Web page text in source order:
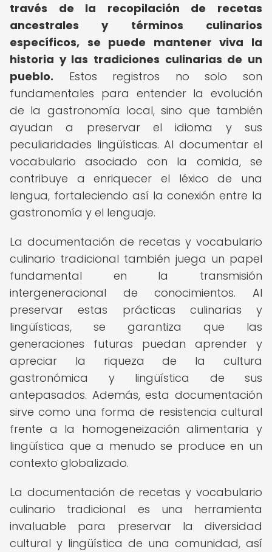
través de la recopilación de recetas
ancestrales y términos culinarios
específicos, se puede mantener viva la
historia y las tradiciones culinarias de un
pueblo. Estos registros no solo son
fundamentales para entender la evolución
de la gastronomía local, sino que también
ayudan a preservar el idioma y sus
peculiaridades lingüísticas. Al documentar el
vocabulario asociado con la comida, se
contribuye a enriquecer el léxico de una
lengua, fortaleciendo así la conexión entre la
gastronomía y el lenguaje.
La documentación de recetas y vocabulario
culinario tradicional también juega un papel
fundamental en la transmisión
intergeneracional de conocimientos. Al
preservar estas prácticas culinarias y
lingüísticas, se garantiza que las
generaciones futuras puedan aprender y
apreciar la riqueza de la cultura
gastronómica y lingüística de sus
antepasados. Además, esta documentación
sirve como una forma de resistencia cultural
frente a la homogeneización alimentaria y
lingüística que a menudo se produce en un
contexto globalizado.
La documentación de recetas y vocabulario
culinario tradicional es una herramienta
invaluable para preservar la diversidad
cultural y lingüística de una comunidad, así